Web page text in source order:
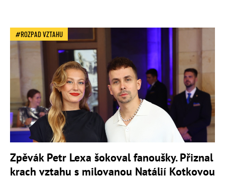
ROZPAD VZTAHU
Zpěvák Petr Lexa šokoval fanoušky. Přiznal
krach vztahu s milovanou Natálií Kotkovou